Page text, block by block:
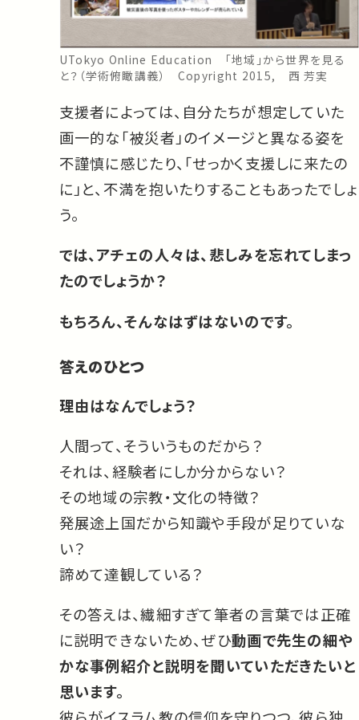
UTokyo Online Education 「地域」から世界を見る
と？（学術俯瞰講義） Copyright 2015, 西 芳実
支援者によっては、自分たちが想定していた
画一的な「被災者」のイメージと異なる姿を
不謹慎に感じたり、「せっかく支援しに来たの
に」と、不満を抱いたりすることもあったでしょ
う。
では、アチェの人々は、悲しみを忘れてしまっ
たのでしょうか？
もちろん、そんなはずはないのです。
答えのひとつ
理由はなんでしょう？
人間って、そういうものだから？
それは、経験者にしか分からない？
その地域の宗教・文化の特徴？
発展途上国だから知識や手段が足りていな
い？
諦めて達観している？
その答えは、繊細すぎて筆者の言葉では正確
に説明できないため、ぜひ動画で先生の細や
かな事例紹介と説明を聞いていただきたいと
思います。